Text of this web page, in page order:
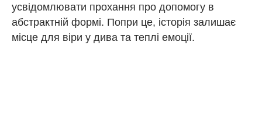
усвідомлювати прохання про допомогу в
абстрактній формі. Попри це, історія залишає
місце для віри у дива та теплі емоції.